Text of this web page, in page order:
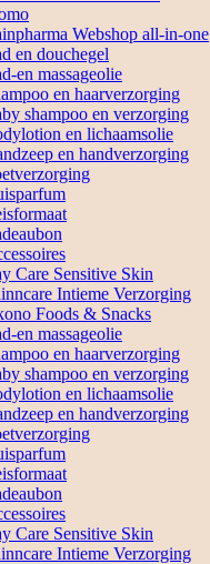
Webshop all-in-one
en douchegel
en massageolie
en haarverzorging
shampoo en verzorging
en lichaamsolie
en handverzorging
Care Sensitive Skin
Intieme Verzorging
Foods & Snacks
en massageolie
en haarverzorging
shampoo en verzorging
en lichaamsolie
en handverzorging
Care Sensitive Skin
Intieme Verzorging